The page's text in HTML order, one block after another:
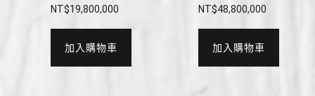
NT$19,800,000
加入購物車
NT$48,800,000
加入購物車